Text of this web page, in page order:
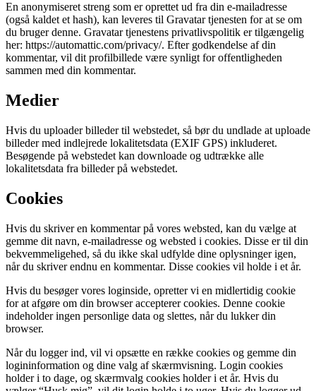
En anonymiseret streng som er oprettet ud fra din e-mailadresse
(også kaldet et hash), kan leveres til Gravatar tjenesten for at se om
du bruger denne. Gravatar tjenestens privatlivspolitik er tilgængelig
her: https://automattic.com/privacy/. Efter godkendelse af din
kommentar, vil dit profilbillede være synligt for offentligheden
sammen med din kommentar.
Medier
Hvis du uploader billeder til webstedet, så bør du undlade at uploade
billeder med indlejrede lokalitetsdata (EXIF GPS) inkluderet.
Besøgende på webstedet kan downloade og udtrække alle
lokalitetsdata fra billeder på webstedet.
Cookies
Hvis du skriver en kommentar på vores websted, kan du vælge at
gemme dit navn, e-mailadresse og websted i cookies. Disse er til din
bekvemmeligehed, så du ikke skal udfylde dine oplysninger igen,
når du skriver endnu en kommentar. Disse cookies vil holde i et år.
Hvis du besøger vores loginside, opretter vi en midlertidig cookie
for at afgøre om din browser accepterer cookies. Denne cookie
indeholder ingen personlige data og slettes, når du lukker din
browser.
Når du logger ind, vil vi opsætte en række cookies og gemme din
logininformation og dine valg af skærmvisning. Login cookies
holder i to dage, og skærmvalg cookies holder i et år. Hvis du